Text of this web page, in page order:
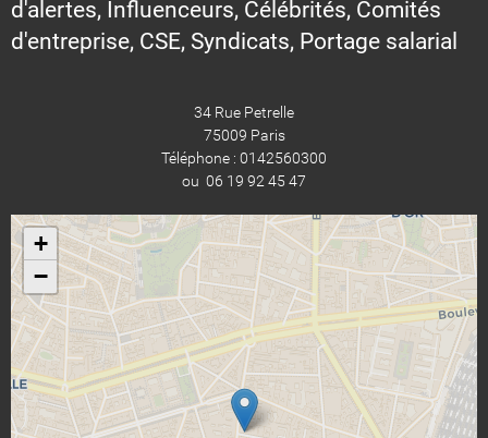
d'alertes, Influenceurs, Célébrités, Comités
d'entreprise, CSE, Syndicats, Portage salarial
34 Rue Petrelle
75009 Paris
Téléphone : 0142560300
ou 06 19 92 45 47
+
−